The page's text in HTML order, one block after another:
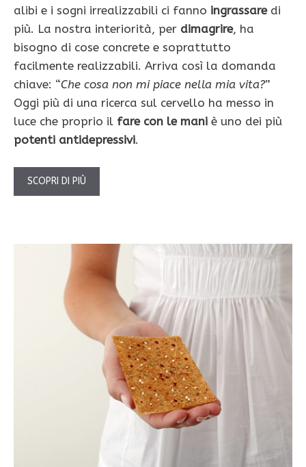
alibi e i sogni irrealizzabili ci fanno ingrassaredi
più. La nostra interiorità, per dimagrire, ha
bisogno di cose concrete e soprattutto
facilmente realizzabili. Arriva così la domanda
chiave: “Che cosa non mi piace nella mia vita?”
Oggi più di una ricerca sul cervello ha messo in
luce che proprio il fare con le mani è uno dei più
potenti antidepressivi.
SCOPRI DI PIÙ